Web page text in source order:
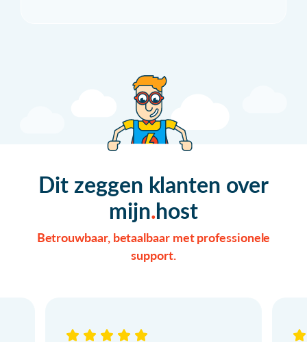
Dit zeggen klanten over
mijn host
Betrouwbaar, betaalbaar met professionele
support.